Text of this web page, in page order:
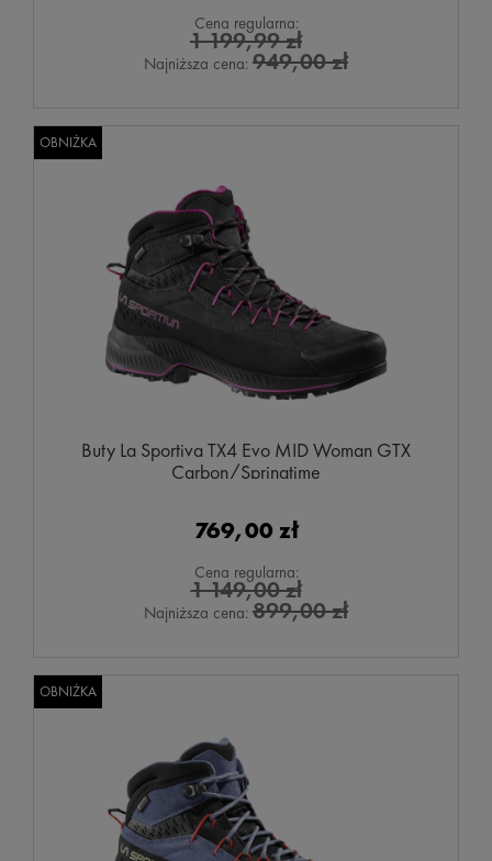
Cena regularna:
1 199,99 zł
Najniższa cena: 949,00 zł
Buty La Sportiva TX4 Evo MID Woman GTX
Carbon/Springtime
769,00 zł
Cena regularna:
1 149,00 zł
Najniższa cena: 899,00 zł
OBNIŻKA
OBNIŻKA